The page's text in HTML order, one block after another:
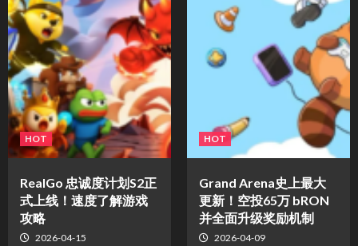
HOT
​RealGo 忠诚度计划S2正
式上线！速度了解游戏
攻略
2026-04-15
HOT
Grand Arena史上最大
更新！空投65万 bRON
并全面升级奖励机制
2026-04-09